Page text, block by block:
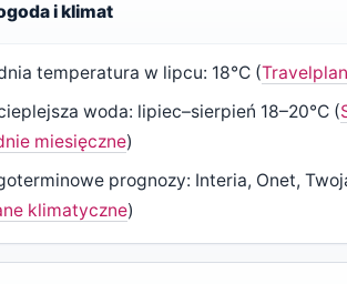
i klimat
temperatura w lipcu: 18°C (
woda: lipiec–sierpień 18–20°C (
miesięczne)
prognozy: Interia, Onet,
klimatyczne)